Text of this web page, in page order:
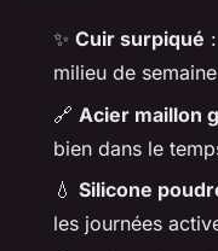
✨ Cuir surpiqué
milieu de semaine
🔗 Acier maillon
bien dans le
💧 Silicone
les journées